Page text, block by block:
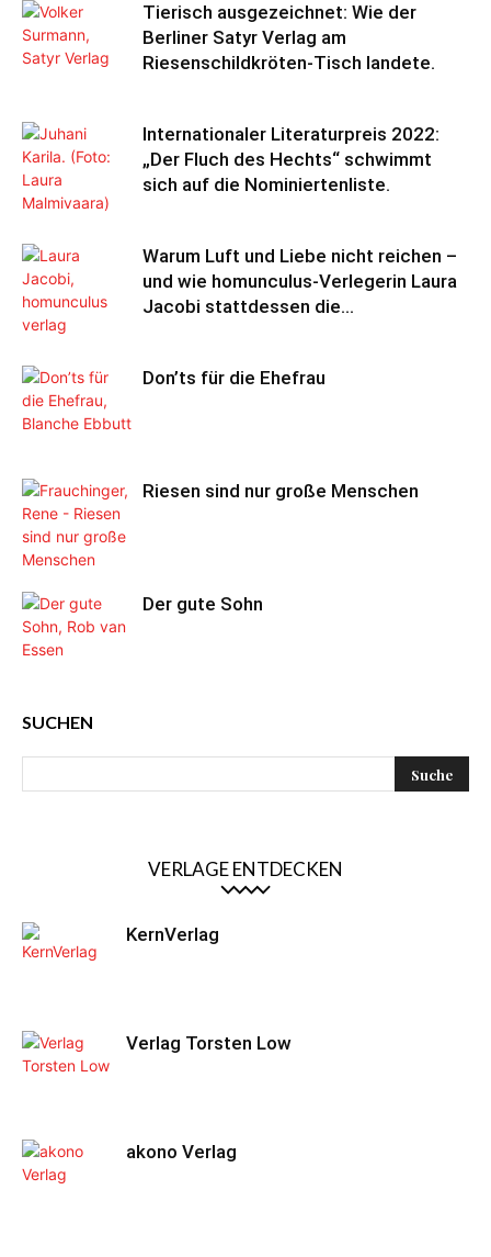
Tierisch ausgezeichnet: Wie der
Berliner Satyr Verlag am
Riesenschildkröten-Tisch landete.
Internationaler Literaturpreis 2022:
„Der Fluch des Hechts“ schwimmt
sich auf die Nominiertenliste.
Warum Luft und Liebe nicht reichen –
und wie homunculus-Verlegerin Laura
Jacobi stattdessen die...
Don’ts für die Ehefrau
Riesen sind nur große Menschen
Der gute Sohn
SUCHEN
VERLAGE ENTDECKEN
KernVerlag
Verlag Torsten Low
akono Verlag